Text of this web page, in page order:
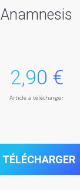
Anamnesis
2,90 €
Article à télécharger
TÉLÉCHARGER